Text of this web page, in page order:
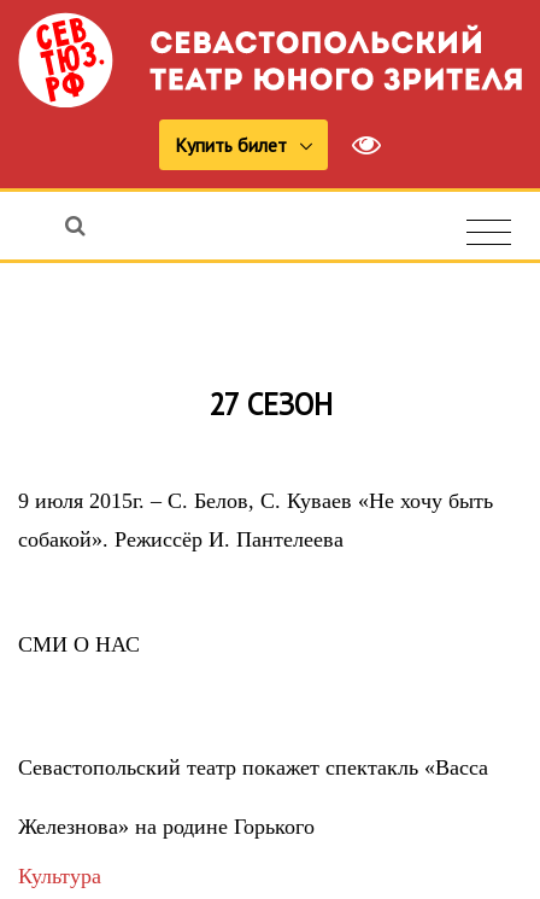
Купить билет
27 СЕЗОН
9 июля 2015г. – С. Белов, С. Куваев «Не хочу быть
собакой». Режиссёр И. Пантелеева
СМИ О НАС
Севастопольский театр покажет спектакль «Васса
Железнова» на родине Горького
Культура